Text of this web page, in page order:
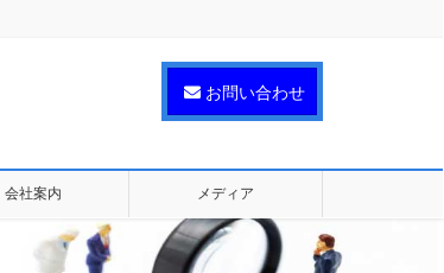
お問い合わせ
会社案内 メディア